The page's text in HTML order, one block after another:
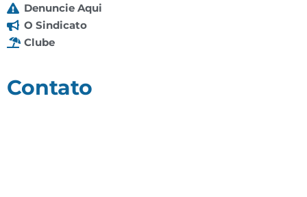
Denuncie Aqui
O Sindicato
Clube
Contato